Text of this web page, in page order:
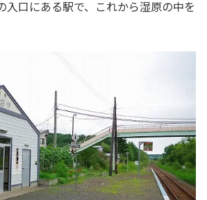
入口にある駅で、これから湿原の中を